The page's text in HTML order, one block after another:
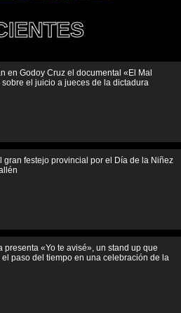
en Godoy Cruz el documental «El Mal
sobre el juicio a jueces de la dictadura
gran festejo provincial por el Día de la Niñez
presenta «Yo te avisé», un stand up que
el paso del tiempo en una celebración de la